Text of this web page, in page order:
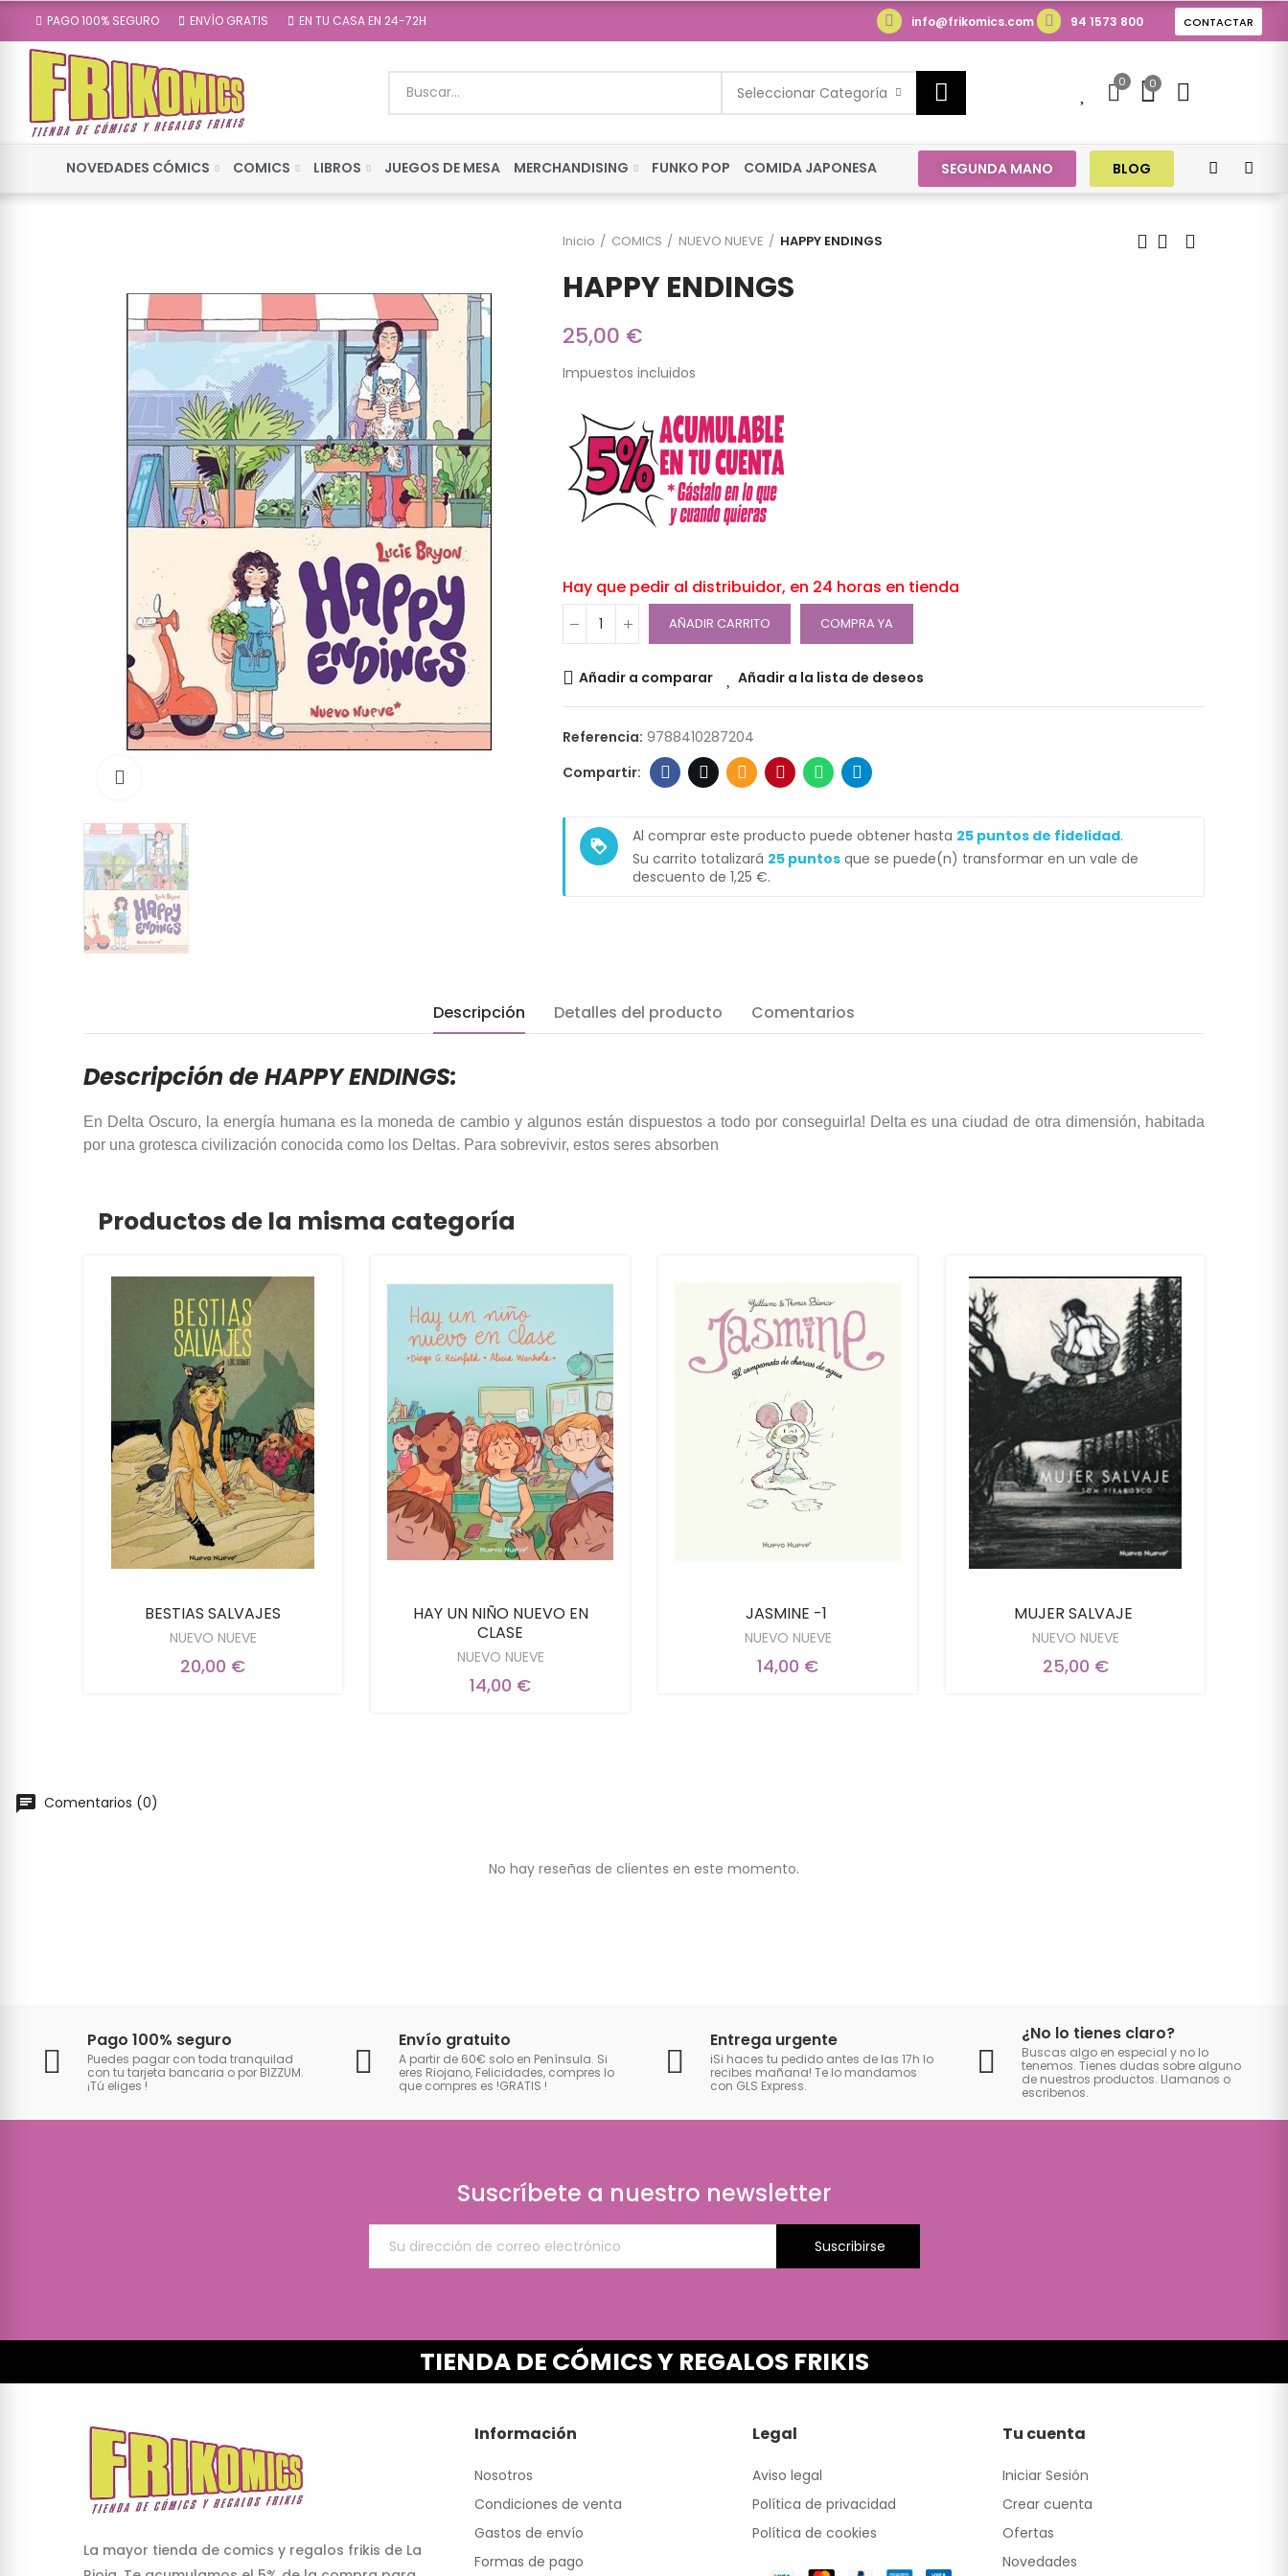
PAGO 100% SEGURO ENVÍO GRATIS EN TU CASA EN 24-72H info@frikomics.com 94 1573 800 CONTACTAR
Seleccionar Categoría
0 0
NOVEDADES CÓMICS COMICS LIBROS JUEGOS DE MESA MERCHANDISING FUNKO POP COMIDA JAPONESA SEGUNDA MANO BLOG
Inicio COMICS NUEVO NUEVE HAPPY ENDINGS
HAPPY ENDINGS
25,00 €
Impuestos incluidos
Hay que pedir al distribuidor, en 24 horas en tienda
AÑADIR CARRITO COMPRA YA
Añadir a comparar Añadir a la lista de deseos
Referencia: 9788410287204
loyalty
Al comprar este producto puede obtener hasta 25 puntos de fidelidad.
Su carrito totalizará 25 puntos que se puede(n) transformar en un vale de
descuento de 1,25 €.
Descripción Detalles del producto Comentarios
Descripción de HAPPY ENDINGS:
En Delta Oscuro, la energía humana es la moneda de cambio y algunos están dispuestos a todo por conseguirla! Delta es una ciudad de otra dimensión, habitada
por una grotesca civilización conocida como los Deltas. Para sobrevivir, estos seres absorben
Productos de la misma categoría
BESTIAS SALVAJES
NUEVO NUEVE
20,00 €
HAY UN NIÑO NUEVO EN
CLASE
NUEVO NUEVE
14,00 €
JASMINE -1
NUEVO NUEVE
14,00 €
MUJER SALVAJE
NUEVO NUEVE
25,00 €
Comentarios (0)
No hay reseñas de clientes en este momento.
Pago 100% seguro
Puedes pagar con toda tranquilad
con tu tarjeta bancaria o por BIZZUM.
¡Tú eliges !
Envío gratuito
A partir de 60€ solo en Península. Si
eres Riojano, Felicidades, compres lo
que compres es !GRATIS !
Entrega urgente
iSi haces tu pedido antes de las 17h lo
recibes mañana! Te lo mandamos
con GLS Express.
¿No lo tienes claro?
Buscas algo en especial y no lo
tenemos. Tienes dudas sobre alguno
de nuestros productos. Llamanos o
escribenos.
Suscríbete a nuestro newsletter
Suscribirse
TIENDA DE CÓMICS Y REGALOS FRIKIS
La mayor tienda de comics y regalos frikis de La
Información
Nosotros
Condiciones de venta
Gastos de envío
Formas de pago
Legal
Aviso legal
Política de privacidad
Política de cookies
Tu cuenta
Iniciar Sesión
Crear cuenta
Ofertas
Novedades